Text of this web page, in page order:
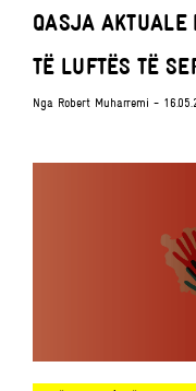
QASJA AKTUALE
TË LUFTËS TË
Nga Robert Muharremi -